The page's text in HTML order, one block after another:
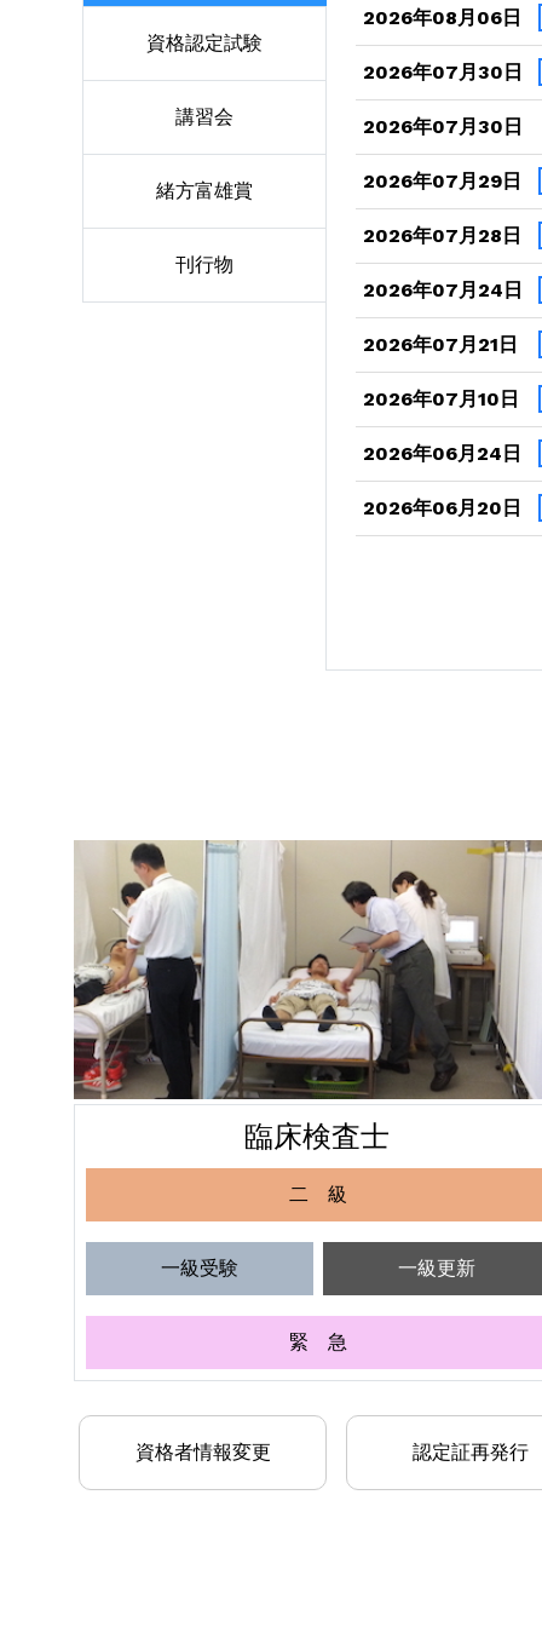
資格認定試験
講習会
緒方富雄賞
刊行物
2026年08月06日
2026年07月30日
2026年07月30日
2026年07月29日
2026年07月28日
2026年07月24日
2026年07月21日
2026年07月10日
2026年06月24日
2026年06月20日
臨床検査士
二 級
一級受験 一級更新
緊 急
資格者情報変更 認定証再発行